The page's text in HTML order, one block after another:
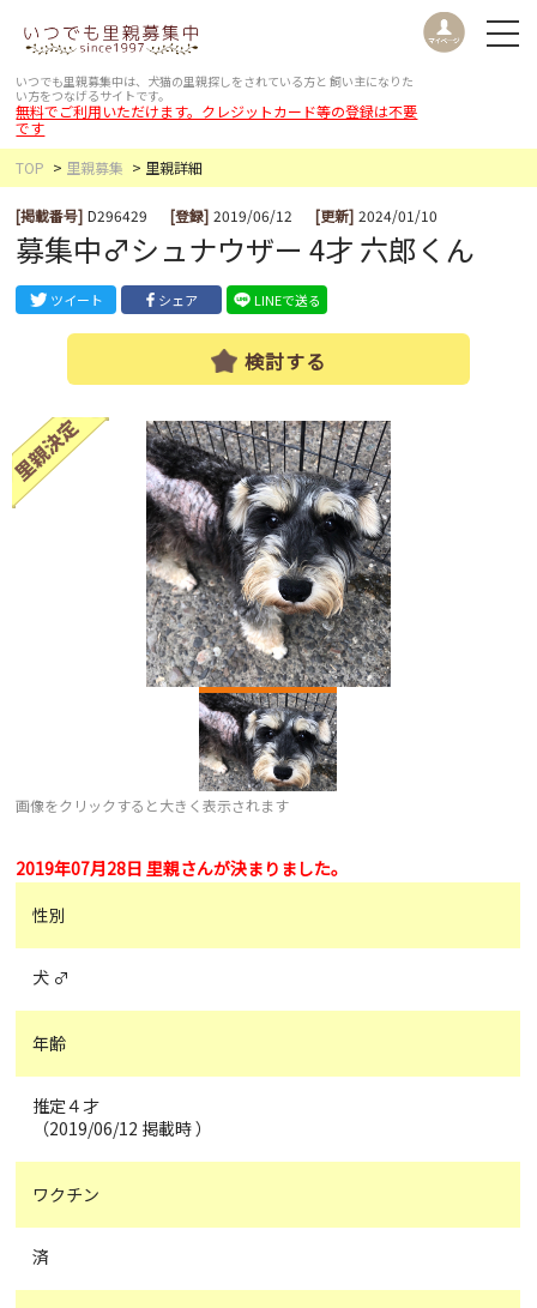
いつでも里親募集中は、犬猫の里親探しをされている方と 飼い主になりた
い方をつなげるサイトです。
無料でご利用いただけます。クレジットカード等の登録は不要
です
TOP
里親募集 里親詳細
[掲載番号] D296429 [登録] 2019/06/12 [更新] 2024/01/10
募集中♂シュナウザー 4才 六郎くん
ツイート シェア LINEで送る
検討する
画像をクリックすると大きく表示されます
2019年07月28日 里親さんが決まりました。
性別
犬 ♂
年齢
推定４才
（2019/06/12 掲載時 ）
ワクチン
済